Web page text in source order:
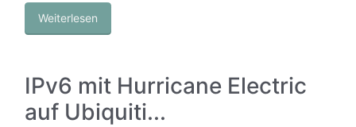
Weiterlesen
IPv6 mit Hurricane Electric
auf Ubiquiti...